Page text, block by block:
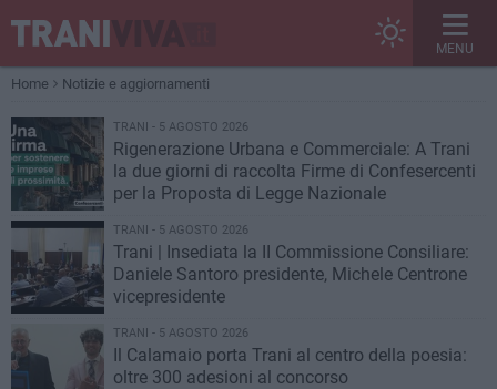
MENU
Home Notizie e aggiornamenti
TRANI - 5 AGOSTO 2026
Rigenerazione Urbana e Commerciale: A Trani
la due giorni di raccolta Firme di Confesercenti
per la Proposta di Legge Nazionale
TRANI - 5 AGOSTO 2026
Trani | Insediata la II Commissione Consiliare:
Daniele Santoro presidente, Michele Centrone
vicepresidente
TRANI - 5 AGOSTO 2026
Il Calamaio porta Trani al centro della poesia:
oltre 300 adesioni al concorso